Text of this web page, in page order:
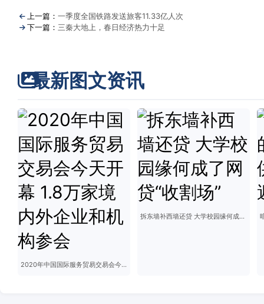
上一篇： 一季度全国铁路发送旅客11.33亿人次
下一篇： 三秦大地上，春日经济热力十足
最新图文资讯
2020年中国国际服务贸易交易会今天开幕 1.8万家境内外企业和机构参会
拆东墙补西墙还贷 大学校园缘何成了网贷“收割场”